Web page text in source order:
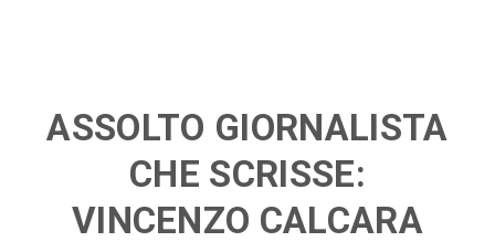
ASSOLTO GIORNALISTA
CHE SCRISSE:
VINCENZO CALCARA